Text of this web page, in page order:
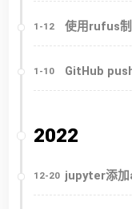
1-12 使用rufus
1-10 GitHub
2022
12-20 jupyter添